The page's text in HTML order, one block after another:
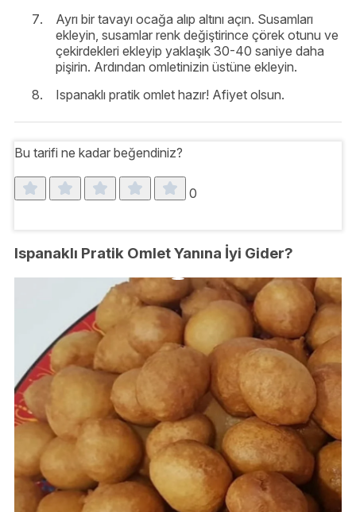
Ayrı bir tavayı ocağa alıp altını açın. Susamları
ekleyin, susamlar renk değiştirince çörek otunu ve
çekirdekleri ekleyip yaklaşık 30-40 saniye daha
pişirin. Ardından omletinizin üstüne ekleyin.
Ispanaklı pratik omlet hazır! Afiyet olsun.
Bu tarifi ne kadar beğendiniz?
0
Ispanaklı Pratik Omlet Yanına İyi Gider?